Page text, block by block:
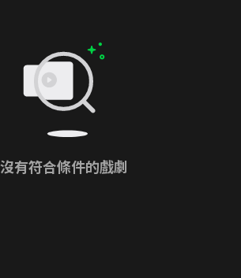
沒有符合條件的戲劇